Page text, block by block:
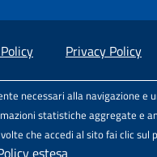
necessari alla navigazione e
statistiche aggregate e
che accedi al sito fai clic sul
estesa
Privacy Policy
Aperte sul Web, Comunità
sotto licenza